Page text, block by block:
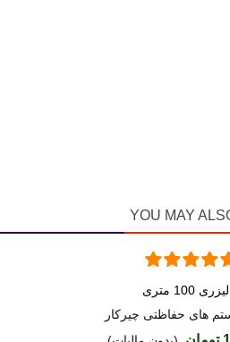
YOU MAY
دوست داشتن
100 متری
های حفاظتی چیرکار